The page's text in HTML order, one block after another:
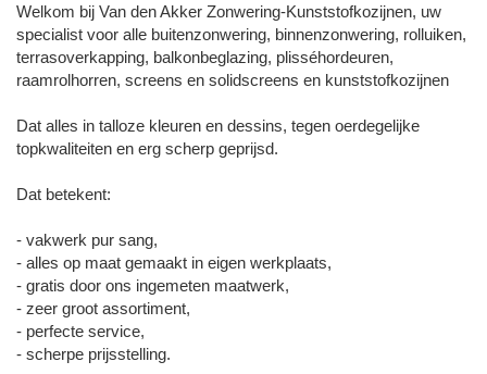
Welkom bij Van den Akker Zonwering-Kunststofkozijnen, uw
specialist voor alle buitenzonwering, binnenzonwering, rolluiken,
terrasoverkapping, balkonbeglazing, plisséhordeuren,
raamrolhorren, screens en solidscreens en kunststofkozijnen
Dat alles in talloze kleuren en dessins, tegen oerdegelijke
topkwaliteiten en erg scherp geprijsd.
Dat betekent:
- vakwerk pur sang,
- alles op maat gemaakt in eigen werkplaats,
- gratis door ons ingemeten maatwerk,
- zeer groot assortiment,
- perfecte service,
- scherpe prijsstelling.